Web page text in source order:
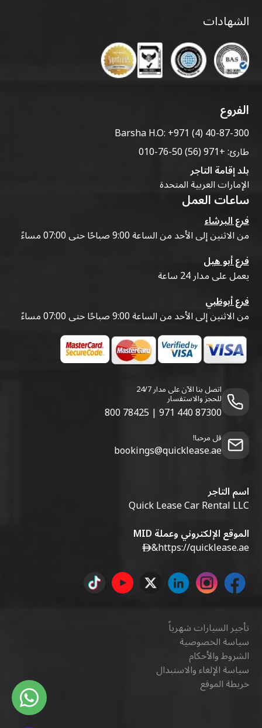
الشهادات
الفروع
Barsha H.O:+971 (4) 40-87-300
طارئ:+971 (56) 50-76-010
بلد إقامة التاجر
الإمارات العربية المتحدة
ساعات العمل
فرع البرشاء
من الاثنين إلى الأحد من الساعة 9:00 صباحًا حتى 07:00 مساءً
فرع أبو هيل
يعمل على مدار 24 ساعة
فرع أبوظبي
من الاثنين إلى الأحد من الساعة 9:00 صباحًا حتى 07:00 مساءً
اتصل بنا الآن على مدار 24/7
للحجز والاستفسار
800 78425 | 971 440 87300
قل مرحبا!
bookings@quicklease.ae
اسم التاجر
Quick Lease Car Rental LLC
الموقع الإلكتروني وعملة MID
https://quicklease.ae
&
تأجير السيارات شهرياً
سياسة الخصوصية
الشروط والأحكام
سياسة الإلغاء والاستبدال
خريطة الموقع